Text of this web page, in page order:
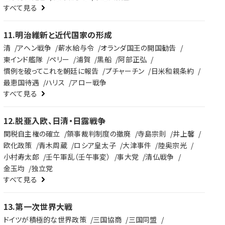
すべて見る
11.明治維新と近代国家の形成
清 アヘン戦争 薪水給与令
オランダ国王の開国勧告
東インド艦隊
ペリー 浦賀 黒船
阿部正弘
慣例を破ってこれを朝廷に報告
プチャーチン
日米和親条約
最恵国待遇
ハリス
アロー戦争
すべて見る
12.脱亜入欧、日清・日露戦争
関税自主権の確立 領事裁判制度の撤廃 寺島宗則
井上馨
欧化政策
青木周蔵 ロシア皇太子 大津事件
陸奥宗光
小村寿太郎
壬午軍乱（壬午事変） 事大党
清仏戦争
金玉均
独立党
すべて見る
13.第一次世界大戦
ドイツが積極的な世界政策 三国協商
三国同盟